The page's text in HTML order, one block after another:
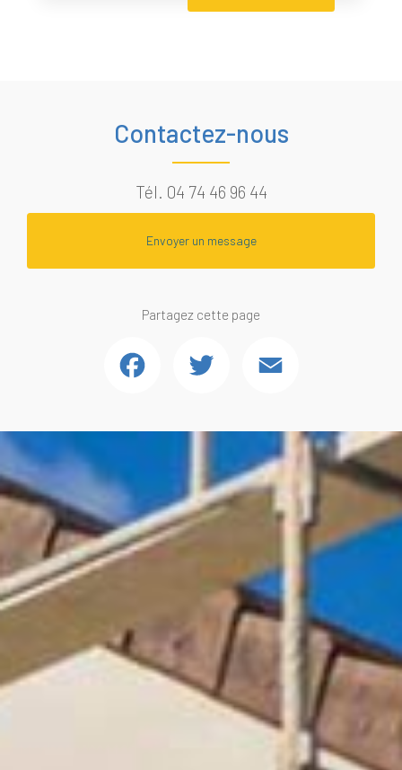
Contactez-nous
Tél. 04 74 46 96 44
Envoyer un message
Partagez cette page